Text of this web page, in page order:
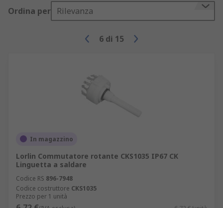
Ordina per Rilevanza
6 di 15
In magazzino
Lorlin Commutatore rotante CKS1035 IP67 CK
Linguetta a saldare
Codice RS 896-7948
Codice costruttore CKS1035
Prezzo per 1 unità